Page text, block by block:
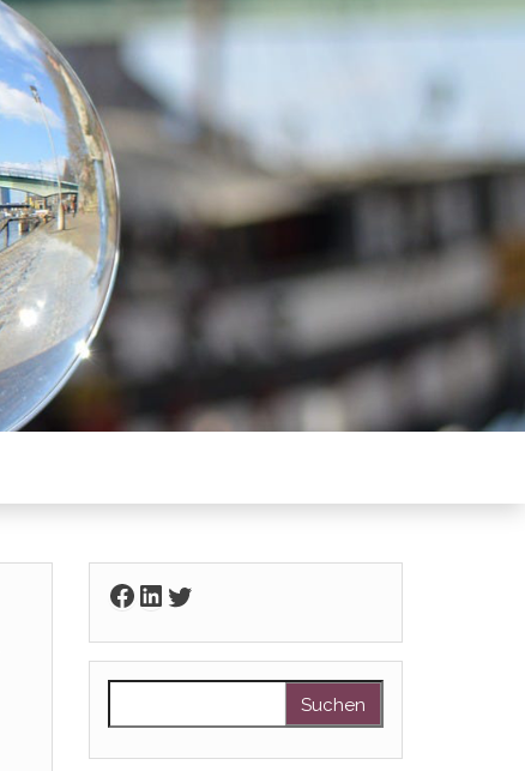
Facebook
LinkedIn
Twitter